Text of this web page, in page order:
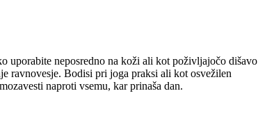
uporabite neposredno na koži ali kot poživljajočo dišavo
ravnovesje. Bodisi pri joga praksi ali kot osvežilen
naproti vsemu, kar prinaša dan.